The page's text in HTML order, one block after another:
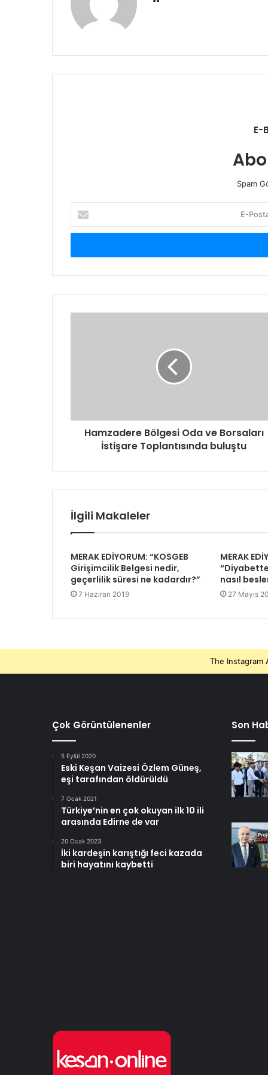
i
E-
Spam
P
s
a
g
n
Hamzadere Bölgesi Oda ve Borsaları
İstişare Toplantısında buluştu
İlgili Makaleler
MERAK EDİYORUM: “KOSGEB
Girişimcilik Belgesi nedir,
geçerlilik süresi ne kadardır?”
7 Haziran 2019
MERAK
nasıl
27 Mayıs
The Instagram
Çok Görüntülenenler
5 Eylül 2020
Eski Keşan Vaizesi Özlem Güneş,
eşi tarafından öldürüldü
7 Ocak 2021
Türkiye’nin en çok okuyan ilk 10 ili
arasında Edirne de var
20 Ocak 2023
İki kardeşin karıştığı feci kazada
biri hayatını kaybetti
Son